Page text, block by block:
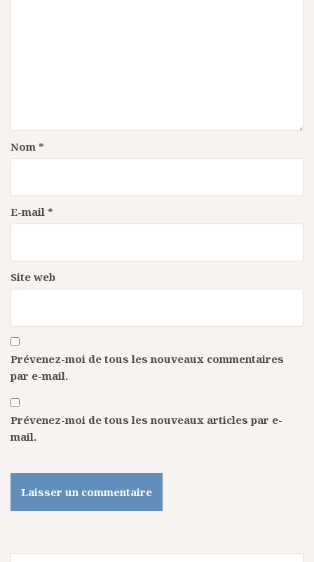
Nom *
E-mail *
Site web
Prévenez-moi de tous les nouveaux commentaires
par e-mail.
Prévenez-moi de tous les nouveaux articles par e-
mail.